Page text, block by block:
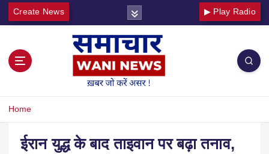
Create News ▶ Play Radio
Home
ईरान युद्ध के बाद ताइवान पर बढ़ा तनाव,